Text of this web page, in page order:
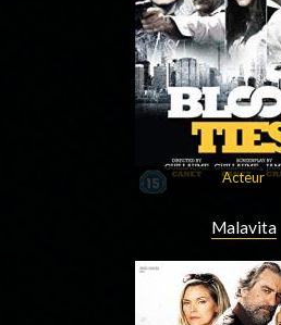
Acteur
Malavita